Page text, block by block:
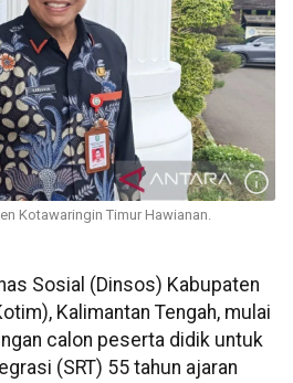
Kotawaringin Timur Hawianan.
Sosial (Dinsos) Kabupaten
Kalimantan Tengah, mulai
calon peserta didik untuk
(SRT) 55 tahun ajaran